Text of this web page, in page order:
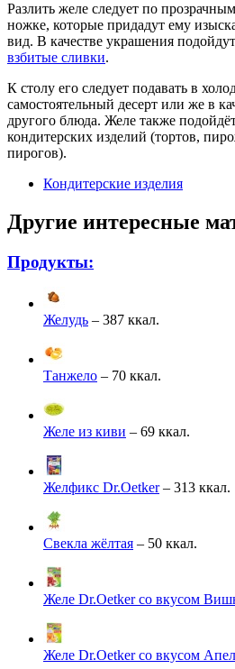
Разлить желе следует по
ножке, которые придадут ему
вид. В качестве украшения
взбитые сливки.
К столу его следует подавать в
самостоятельный десерт или же в
другого блюда. Желе также
кондитерских изделий (тортов,
пирогов).
Кондитерские изделия
Другие интересные
Продукты:
Желудь – 387 ккал.
Танжело – 70 ккал.
Желе из киви – 69 ккал.
Желфикс Dr.Oetker– 313 ккал.
Свекла жёлтая – 50 ккал.
Желе Dr.Oetker со вкусом
Желе Dr.Oetker со вкусом